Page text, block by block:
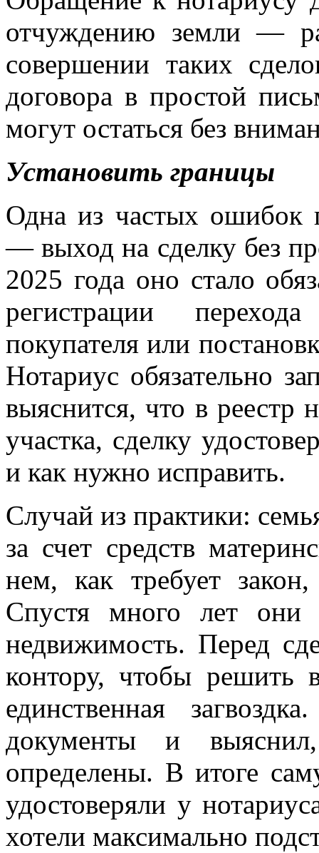
отчуждению земли —
совершении таких
договора в простой
могут остаться без
Установить границы
Одна из частых ошибок
— выход на сделку без
2025 года оно стало
регистрации
покупателя или
Нотариус обязательно
выяснится, что в реестр
участка, сделку
и как нужно исправить.
Случай из практики:
за счет средств
нем, как требует
Спустя много лет они
недвижимость. Перед
контору, чтобы решить
единственная
документы и
определены. В итоге
удостоверяли у
хотели максимально